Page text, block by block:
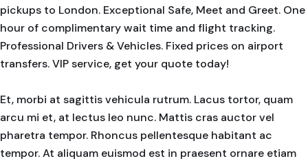
pickups to London. Exceptional Safe, Meet and Greet. One
hour of complimentary wait time and flight tracking.
Professional Drivers & Vehicles. Fixed prices on airport
transfers. VIP service, get your quote today!
Et, morbi at sagittis vehicula rutrum. Lacus tortor, quam
arcu mi et, at lectus leo nunc. Mattis cras auctor vel
pharetra tempor. Rhoncus pellentesque habitant ac
tempor. At aliquam euismod est in praesent ornare etiam